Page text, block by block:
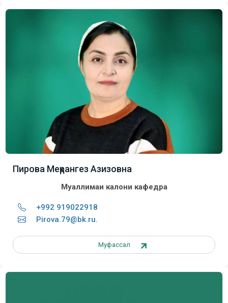
Пирова Меҳрангез Азизовна
Муаллимаи калони кафедра
+992 919022918
Pirova.79@bk.ru.
Муфассал